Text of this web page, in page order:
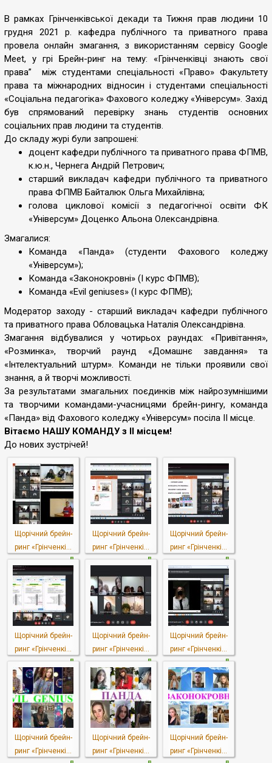
В рамках Грінченківської декади та Тижня прав людини 10
грудня 2021 р. кафедра публічного та приватного права
провела онлайн змагання, з використанням сервісу Google
Meet, у грі Брейн-ринг на тему: «Грінченківці знають свої
права” між студентами спеціальності «Право» Факультету
права та міжнародних відносин і студентами спеціальності
«Соціальна педагогіка» Фахового коледжу «Універсум». Захід
був спрямований перевірку знань студентів основних
соціальних прав людини та студентів.
До складу журі були запрошені:
доцент кафедри публічного та приватного права ФПМВ,
к.ю.н., Чернега Андрій Петрович;
старший викладач кафедри публічного та приватного
права ФПМВ Байталюк Ольга Михайлівна;
голова циклової комісії з педагогічної освіти ФК
«Універсум» Доценко Альона Олександрівна.
Змагалися:
Команда «Панда» (студенти Фахового коледжу
«Універсум»);
Команда «Законокровні» (І курс ФПМВ);
Команда «Evil geniuses» (І курс ФПМВ);
Модератор заходу - старший викладач кафедри публічного
та приватного права Обловацька Наталія Олександрівна.
Змагання відбувалися у чотирьох раундах: «Привітання»,
«Розминка», творчий раунд «Домашнє завдання» та
«Інтелектуальний штурм». Команди не тільки проявили свої
знання, а й творчі можливості.
За результатами змагальних поєдинків між найрозумнішими
та творчими командами-учасницями брейн-рингу, команда
«Панда» від Фахового коледжу «Універсум» посіла ІІ місце.
Вітаємо НАШУ КОМАНДУ з ІІ місцем!
До нових зустрічей!
Щорічний брейн-
ринг «Грінченкі...
Щорічний брейн-
ринг «Грінченкі...
Щорічний брейн-
ринг «Грінченкі...
Щорічний брейн-
ринг «Грінченкі...
Щорічний брейн-
ринг «Грінченкі...
Щорічний брейн-
ринг «Грінченкі...
Щорічний брейн-
ринг «Грінченкі...
Щорічний брейн-
ринг «Грінченкі...
Щорічний брейн-
ринг «Грінченкі...